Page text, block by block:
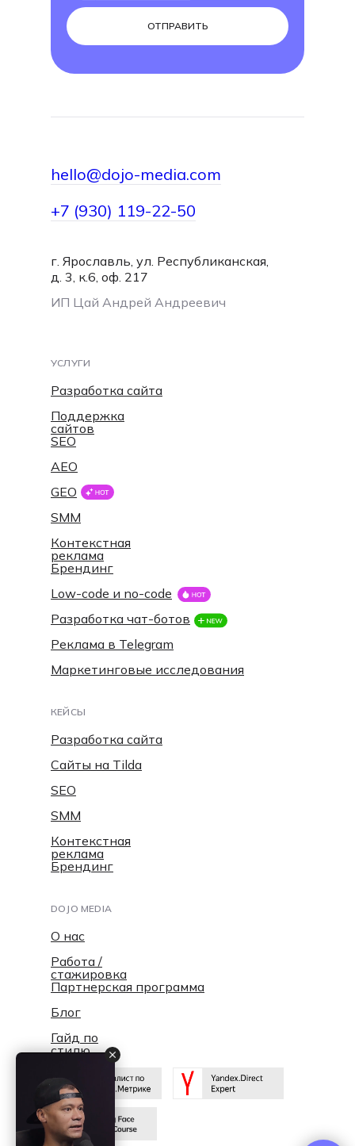
hello@dojo-media.com
ОТПРАВИТЬ
г. Ярославль, ул. Республиканская,
д. 3, к.6, оф. 217
hello@dojo-media.com
+7 (930) 119-22-50
Разработка сайта
Поддержка
сайтов
GEO
AEO
SEO
УСЛУГИ
ИП Цай Андрей Андреевич
Разработка сайта
О нас
Сайты на Tilda
Работа /
стажировка
SEO
Партнерская программа
SMM
SMM
Блог
Контекстная
реклама
Контекстная
реклама
Гайд по
стилю
Брендинг
Брендинг
КЕЙСЫ
DOJO MEDIA
Low-code и no-code
Разработка чат-ботов
Реклама в Telegram
Маркетинговые исследования